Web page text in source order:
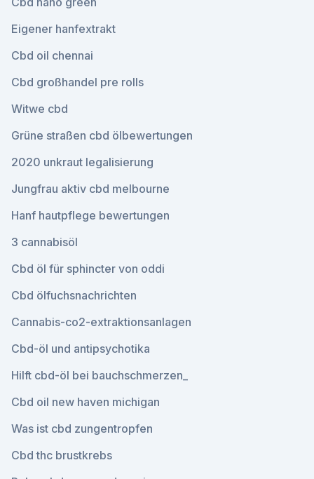
Eigener hanfextrakt
Cbd oil chennai
Cbd großhandel pre rolls
Witwe cbd
Grüne straßen cbd ölbewertungen
2020 unkraut legalisierung
Jungfrau aktiv cbd melbourne
Hanf hautpflege bewertungen
3 cannabisöl
Cbd öl für sphincter von oddi
Cbd ölfuchsnachrichten
Cannabis-co2-extraktionsanlagen
Cbd-öl und antipsychotika
Hilft cbd-öl bei bauchschmerzen_
Cbd oil new haven michigan
Was ist cbd zungentropfen
Cbd thc brustkrebs